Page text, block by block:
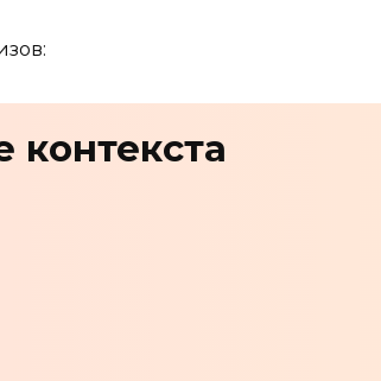
контекста